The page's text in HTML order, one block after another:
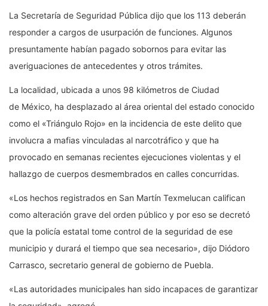
La Secretaría de Seguridad Pública dijo que los 113 deberán
responder a cargos de usurpación de funciones. Algunos
presuntamente habían pagado sobornos para evitar las
averiguaciones de antecedentes y otros trámites.
La localidad, ubicada a unos 98 kilómetros de Ciudad
de México, ha desplazado al área oriental del estado conocido
como el «Triángulo Rojo» en la incidencia de este delito que
involucra a mafias vinculadas al narcotráfico y que ha
provocado en semanas recientes ejecuciones violentas y el
hallazgo de cuerpos desmembrados en calles concurridas.
«Los hechos registrados en San Martín Texmelucan califican
como alteración grave del orden público y por eso se decretó
que la policía estatal tome control de la seguridad de ese
municipio y durará el tiempo que sea necesario», dijo Diódoro
Carrasco, secretario general de gobierno de Puebla.
«Las autoridades municipales han sido incapaces de garantizar